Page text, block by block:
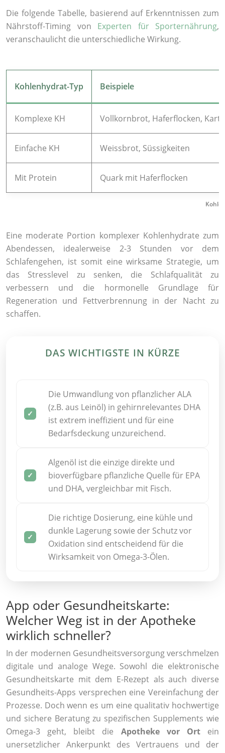
Die folgende Tabelle, basierend auf Erkenntnissen zum
Nährstoff-Timing von Experten für Sporternährung,
veranschaulicht die unterschiedliche Wirkung.
Kohlenhydrat-Typ Beispiele
Komplexe KH Vollkornbrot, Haferflocken,
Einfache KH Weissbrot, Süssigkeiten
Mit Protein Quark mit Haferflocken
Eine moderate Portion komplexer Kohlenhydrate zum
Abendessen, idealerweise 2-3 Stunden vor dem
Schlafengehen, ist somit eine wirksame Strategie, um
das Stresslevel zu senken, die Schlafqualität zu
verbessern und die hormonelle Grundlage für
Regeneration und Fettverbrennung in der Nacht zu
schaffen.
DAS WICHTIGSTE IN KÜRZE
Die Umwandlung von pflanzlicher ALA
(z.B. aus Leinöl) in gehirnrelevantes DHA
ist extrem ineffizient und für eine
Bedarfsdeckung unzureichend.
Algenöl ist die einzige direkte und
bioverfügbare pflanzliche Quelle für EPA
und DHA, vergleichbar mit Fisch.
Die richtige Dosierung, eine kühle und
dunkle Lagerung sowie der Schutz vor
Oxidation sind entscheidend für die
Wirksamkeit von Omega-3-Ölen.
App oder Gesundheitskarte:
Welcher Weg ist in der Apotheke
wirklich schneller?
In der modernen Gesundheitsversorgung verschmelzen
digitale und analoge Wege. Sowohl die elektronische
Gesundheitskarte mit dem E-Rezept als auch diverse
Gesundheits-Apps versprechen eine Vereinfachung der
Prozesse. Doch wenn es um eine qualitativ hochwertige
und sichere Beratung zu spezifischen Supplements wie
Omega-3 geht, bleibt die Apotheke vor Ortein
unersetzlicher Ankerpunkt des Vertrauens und der